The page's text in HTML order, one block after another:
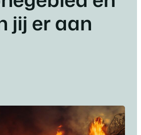
jij er aan